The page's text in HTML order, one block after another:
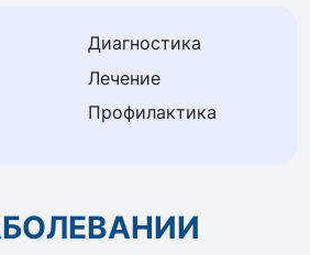
Диагностика
Лечение
Профилактика